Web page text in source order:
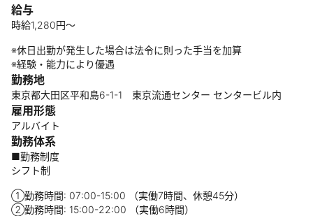
給与
時給1,280円～
※休日出勤が発生した場合は法令に則った手当を加算
※経験・能力により優遇
勤務地
東京都大田区平和島6-1-1 東京流通センター センタービル内
雇用形態
アルバイト
勤務体系
■勤務制度
シフト制
①勤務時間: 07:00-15:00 （実働7時間、休憩45分）
②勤務時間: 15:00-22:00 （実働6時間）